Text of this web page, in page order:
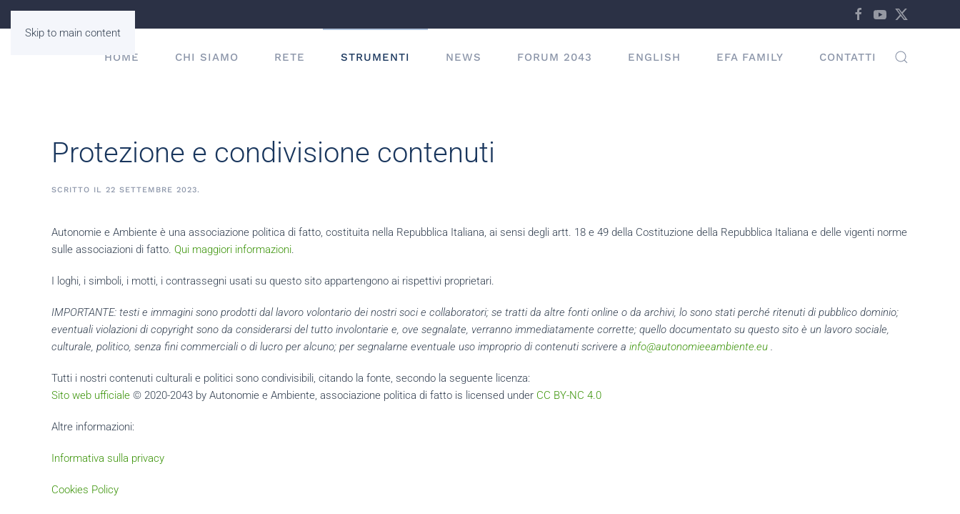
Skip to main content
HOME
CHI SIAMO RETE STRUMENTI NEWS FORUM 2043 ENGLISH EFA FAMILY CONTATTI
Protezione e condivisione contenuti
SCRITTO IL 22 SETTEMBRE 2023.
Autonomie e Ambiente è una associazione politica di fatto, costituita nella Repubblica Italiana, ai sensi degli artt. 18 e 49 della Costituzione della Repubblica Italiana e delle vigenti norme
sulle associazioni di fatto. Qui maggiori informazioni.
I loghi, i simboli, i motti, i contrassegni usati su questo sito appartengono ai rispettivi proprietari.
IMPORTANTE: testi e immagini sono prodotti dal lavoro volontario dei nostri soci e collaboratori; se tratti da altre fonti online o da archivi, lo sono stati perché ritenuti di pubblico dominio;
eventuali violazioni di copyright sono da considerarsi del tutto involontarie e, ove segnalate, verranno immediatamente corrette; quello documentato su questo sito è un lavoro sociale,
culturale, politico, senza fini commerciali o di lucro per alcuno; per segnalarne eventuale uso improprio di contenuti scrivere a info@autonomieeambiente.eu .
Tutti i nostri contenuti culturali e politici sono condivisibili, citando la fonte, secondo la seguente licenza:
Sito web ufficiale © 2020-2043 by Autonomie e Ambiente, associazione politica di fatto is licensed under CC BY-NC 4.0
Altre informazioni:
Informativa sulla privacy
Cookies Policy